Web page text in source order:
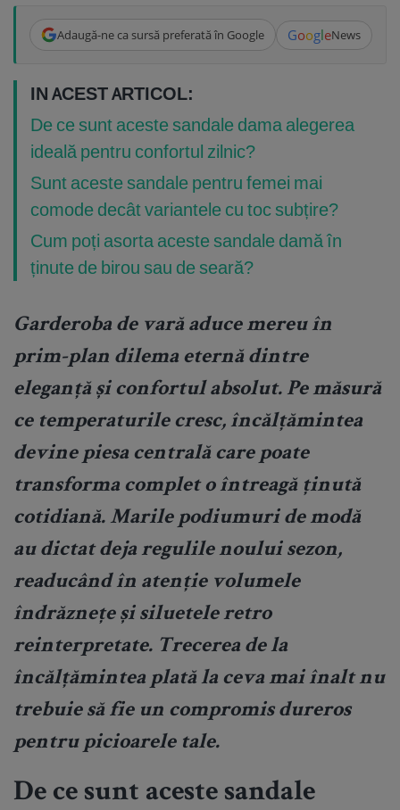
Adaugă-ne ca sursă preferată în Google GoogleNews
IN ACEST ARTICOL:
De ce sunt aceste sandale dama alegerea
ideală pentru confortul zilnic?
Sunt aceste sandale pentru femei mai
comode decât variantele cu toc subțire?
Cum poți asorta aceste sandale damă în
ținute de birou sau de seară?
Garderoba de vară aduce mereu în
prim-plan dilema eternă dintre
eleganță și confortul absolut. Pe măsură
ce temperaturile cresc, încălțămintea
devine piesa centrală care poate
transforma complet o întreagă ținută
cotidiană. Marile podiumuri de modă
au dictat deja regulile noului sezon,
readucând în atenție volumele
îndrăznețe și siluetele retro
reinterpretate. Trecerea de la
încălțămintea plată la ceva mai înalt nu
trebuie să fie un compromis dureros
pentru picioarele tale.
De ce sunt aceste sandale